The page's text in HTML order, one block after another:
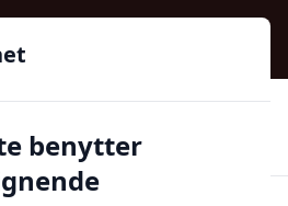
Livet | Din Kulturguide Siden
butikker
benytter